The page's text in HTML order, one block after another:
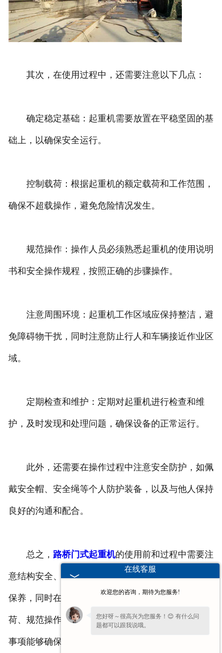
其次，在使用过程中，还需要注意以下几点：
确定稳定基础：起重机需要放置在平稳坚固的基
础上，以确保安全运行。
控制载荷：根据起重机的额定载荷和工作范围，
确保不超载操作，避免危险情况发生。
规范操作：操作人员必须熟悉起重机的使用说明
书和安全操作规程，按照正确的步骤操作。
注意周围环境：起重机工作区域应保持整洁，避
免障碍物干扰，同时注意防止行人和车辆接近作业区
域。
定期检查和维护：定期对起重机进行检查和维
护，及时发现和处理问题，确保设备的正常运行。
此外，还需要在操作过程中注意安全防护，如佩
戴安全帽、安全绳等个人防护装备，以及与他人保持
良好的沟通和配合。
总之， 路桥门式起重机的使用前和过程中需要注
意结构安全、电气系统、钢丝绳、润滑系统的检查和
保养，同时在使用过程中要注意稳定基础、控制载
荷、规范操作、周围环境和定期检查维护。这些注意
事项能够确保起重机的安全运行，并保障操作人员和
在线客服
欢迎您的咨询，期待为您服务!
您好呀～很高兴为您服务！😊 有什么问
题都可以跟我说哦。